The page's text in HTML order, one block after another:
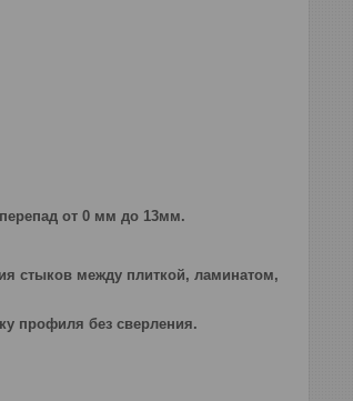
от 0 мм до 13мм.
стыков между плиткой, ламинатом,
профиля без сверления.